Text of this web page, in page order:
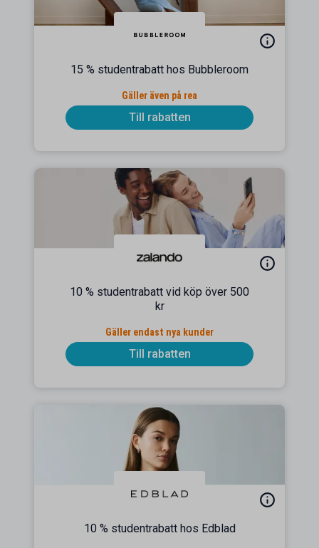
15 % studentrabatt hos Bubbleroom
Gäller även på rea
Till rabatten
10 % studentrabatt vid köp över 500
kr
Gäller endast nya kunder
Till rabatten
10 % studentrabatt hos Edblad